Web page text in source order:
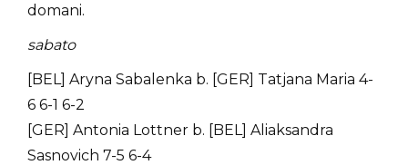
domani.
sabato
[BEL] Aryna Sabalenka b. [GER] Tatjana Maria 4-
6 6-1 6-2
[GER] Antonia Lottner b. [BEL] Aliaksandra
Sasnovich 7-5 6-4